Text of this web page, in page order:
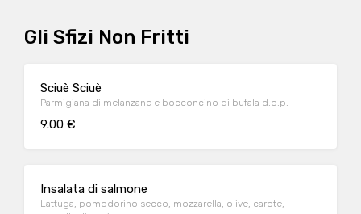
Gli Sfizi Non Fritti
Sciuè Sciuè
Parmigiana di melanzane e bocconcino di bufala d.o.p.
9.00 €
Insalata di salmone
Lattuga, pomodorino secco, mozzarella, olive, carote,